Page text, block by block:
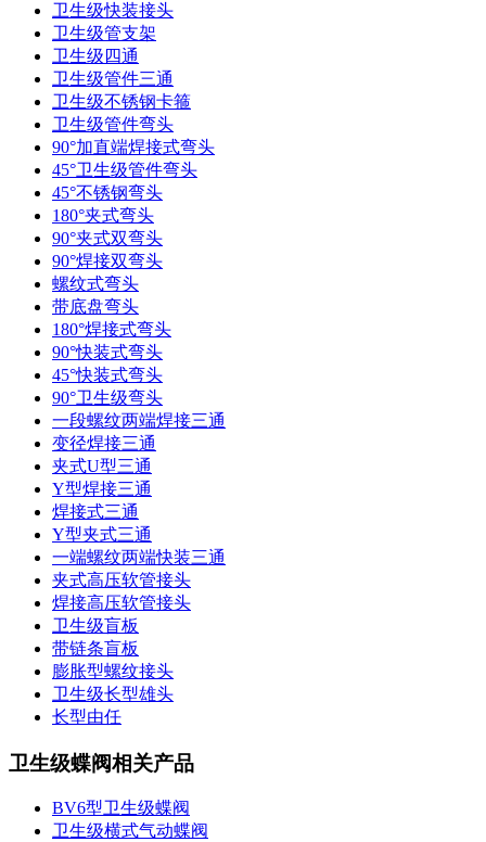
卫生级快装接头
卫生级管支架
卫生级四通
卫生级管件三通​
卫生级不锈钢卡箍
卫生级管件弯头
90°加直端焊接式弯头
45°卫生级管件弯头
45°不锈钢弯头
180°夹式弯头
90°夹式双弯头
90°焊接双弯头
螺纹式弯头
带底盘弯头
180°焊接式弯头
90°快装式弯头
45°快装式弯头
90°卫生级弯头
一段螺纹两端焊接三通
变径焊接三通
夹式U型三通
Y型焊接三通
焊接式三通
Y型夹式三通
一端螺纹两端快装三通
夹式高压软管接头
焊接高压软管接头
卫生级盲板
带链条盲板
膨胀型螺纹接头
卫生级长型雄头
长型由任
卫生级蝶阀相关产品
BV6型卫生级蝶阀
卫生级横式气动蝶阀